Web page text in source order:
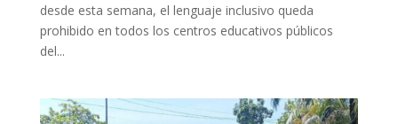
desde esta semana, el lenguaje inclusivo queda
prohibido en todos los centros educativos públicos
del...